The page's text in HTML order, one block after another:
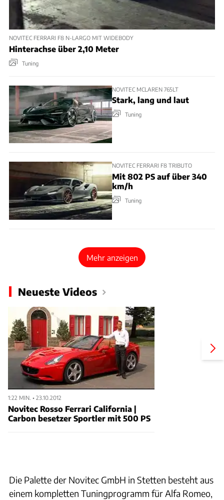
NOVITEC FERRARI F8 N-LARGO MIT WIDEBODY
Hinterachse über 2,10 Meter
Tuning
NOVITEC MCLAREN 765LT
Stark, lang und laut
Tuning
NOVITEC FERRARI F8 TRIBUTO
Mit 802 PS auf über 340
km/h
Tuning
Mehr anzeigen
Neueste Videos
1:22 MIN. • 23.10.2012
Novitec Rosso Ferrari California |
Carbon besetzer Sportler mit 500 PS
Die Palette der Novitec GmbH in Stetten besteht aus
einem kompletten Tuningprogramm für Alfa Romeo,